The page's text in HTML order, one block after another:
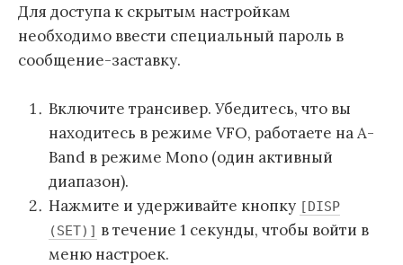
Для доступа к скрытым настройкам
необходимо ввести специальный пароль в
сообщение-заставку.
Включите трансивер. Убедитесь, что вы
находитесь в режиме VFO, работаете на A-
Band в режиме Mono (один активный
диапазон).
Нажмите и удерживайте кнопку [DISP
(SET)] в течение 1 секунды, чтобы войти в
меню настроек.